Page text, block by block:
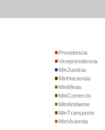
Presidencia
Vicepresidencia
MinJusticia
MinHacienda
MinMinas
MinComercio
MinAmbiente
MinTransporte
MinVivienda